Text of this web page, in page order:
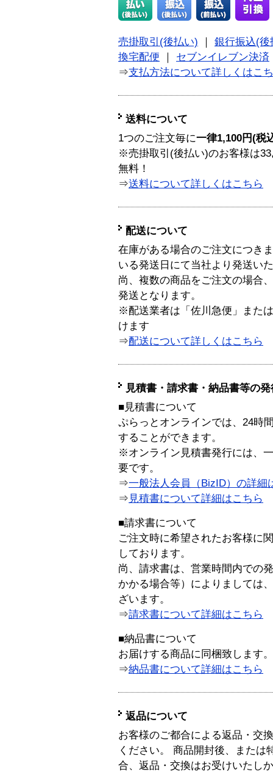
売掛取引(後払い)
銀行振込(後
換宅配便
セブンイレブン決済
⇒支払方法について詳しくはこ
送料について
1つのご注文毎に一律1,100円(税
※売掛取引(後払い)のお客様は
無料！
⇒送料について詳しくはこちら
配送について
在庫がある場合のご注文につき
いる発送日にて当社より発送い
尚、複数の商品をご注文の場合
発送となります。
※配送業者は「佐川急便」また
けます
⇒配送について詳しくはこちら
見積書・請求書・納品書等の
■見積書について
ぷらっとオンラインでは、24時
することができます。
※オンライン見積書発行には、
要です。
⇒一般法人会員（BizID）の詳細
⇒ 見積書について詳細はこちら
■請求書について
ご注文時に希望されたお客様に
しております。
尚、請求書は、営業時間内での
かかる場合等）によりましては
ざいます。
⇒請求書について詳細はこちら
■納品書について
お届けする商品に同梱致します。
⇒納品書について詳細はこちら
返品について
お客様のご都合による返品・交
ください。 商品開封後、または
合、返品・交換はお受けいたし